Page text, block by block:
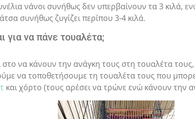
νάνοι συνήθως δεν υπερβαίνουν τα 3 κιλά,
συνήθως ζυγίζει περίπου 3-4 κιλά.
για να πάνε τουαλέτα;
στο να κάνουν την ανάγκη τους στη τουαλέτα
να τοποθετήσουμε τη τουαλέτα τους που
και χόρτο (τους αρέσει να τρώνε ενώ κάνουν την